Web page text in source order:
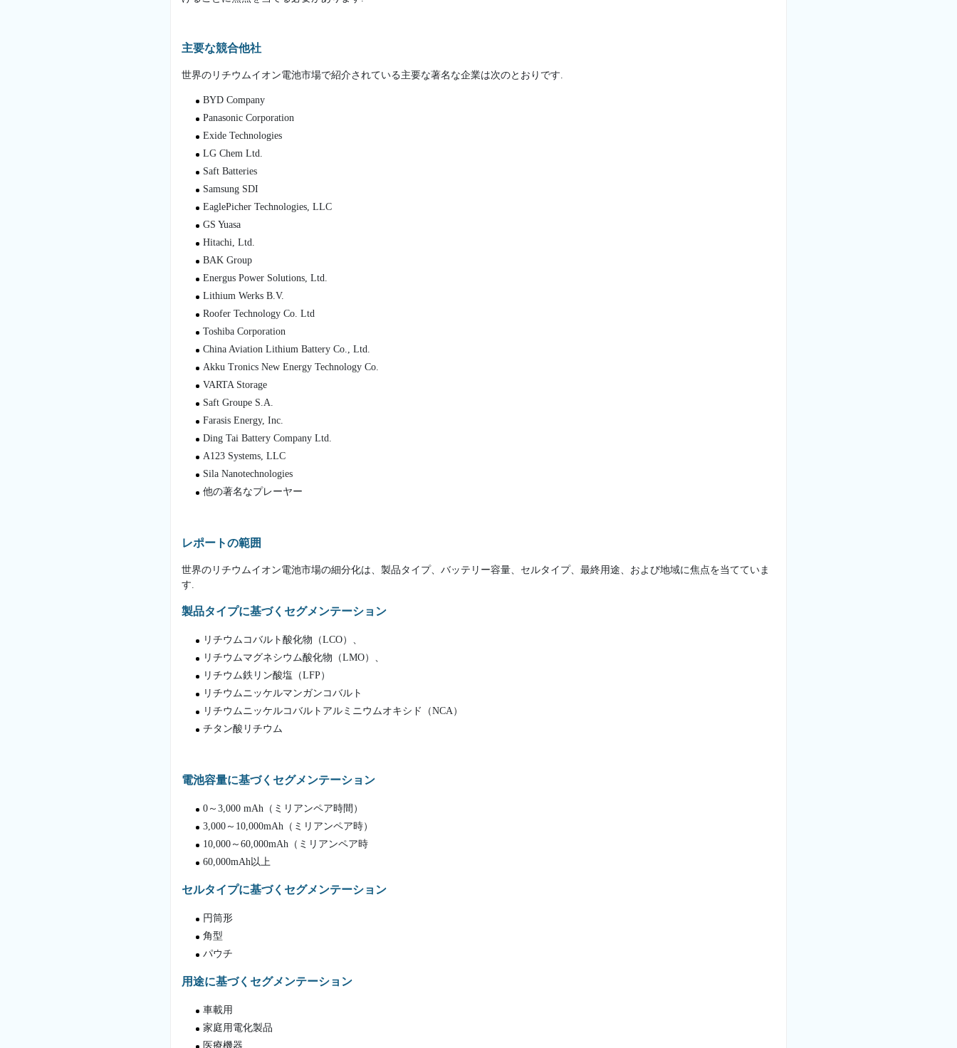
主要な競合他社
世界のリチウムイオン電池市場で紹介されている主要な著名な企業は次のとおりです.
BYD Company
Panasonic Corporation
Exide Technologies
LG Chem Ltd.
Saft Batteries
Samsung SDI
EaglePicher Technologies, LLC
GS Yuasa
Hitachi, Ltd.
BAK Group
Energus Power Solutions, Ltd.
Lithium Werks B.V.
Roofer Technology Co. Ltd
Toshiba Corporation
China Aviation Lithium Battery Co., Ltd.
Akku Tronics New Energy Technology Co.
VARTA Storage
Saft Groupe S.A.
Farasis Energy, Inc.
Ding Tai Battery Company Ltd.
A123 Systems, LLC
Sila Nanotechnologies
他の著名なプレーヤー
レポートの範囲
世界のリチウムイオン電池市場の細分化は、製品タイプ、バッテリー容量、セルタイプ、最終用途、および地域に焦点を当てていま
す.
製品タイプに基づくセグメンテーション
リチウムコバルト酸化物（LCO）、
リチウムマグネシウム酸化物（LMO）、
リチウム鉄リン酸塩（LFP）
リチウムニッケルマンガンコバルト
リチウムニッケルコバルトアルミニウムオキシド（NCA）
チタン酸リチウム
電池容量に基づくセグメンテーション
0～3,000 mAh（ミリアンペア時間）
3,000～10,000mAh（ミリアンペア時）
10,000～60,000mAh（ミリアンペア時
60,000mAh以上
セルタイプに基づくセグメンテーション
円筒形
角型
パウチ
用途に基づくセグメンテーション
車載用
家庭用電化製品
医療機器